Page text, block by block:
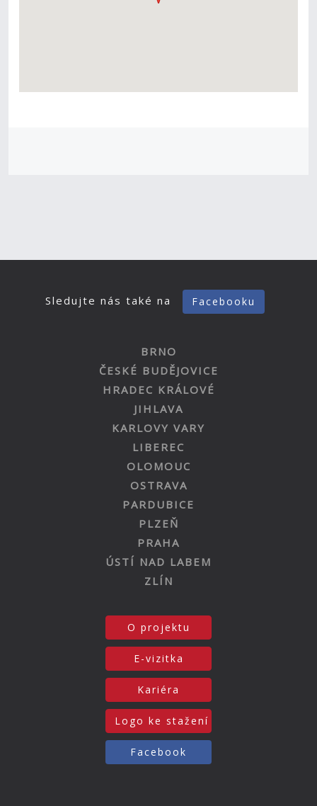
Sledujte nás také na Facebooku
BRNO
ČESKÉ BUDĚJOVICE
HRADEC KRÁLOVÉ
JIHLAVA
KARLOVY VARY
LIBEREC
OLOMOUC
OSTRAVA
PARDUBICE
PLZEŇ
PRAHA
ÚSTÍ NAD LABEM
ZLÍN
O projektu
E-vizitka
Kariéra
Logo ke stažení
Facebook